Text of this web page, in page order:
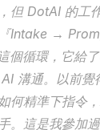
但 DotAI 的工
『Intake →
個循環，它給
溝通。以前覺
何精準下指令
。這是我參加